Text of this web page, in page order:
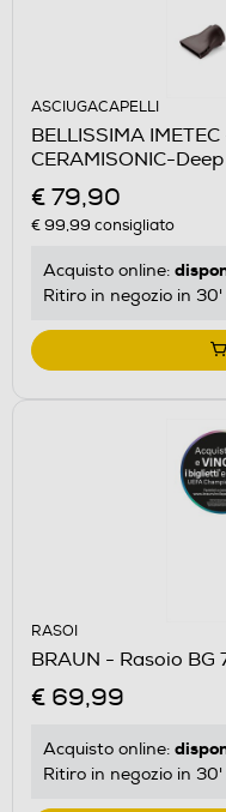
ASCIUGACAPELLI
BELLISSIMA
CERAMISONIC-
€ 79,90
€ 99,99 consigliato
Acquisto online:
Ritiro in negozio in
RASOI
BRAUN - Rasoio BG
€ 69,99
Acquisto online:
Ritiro in negozio in